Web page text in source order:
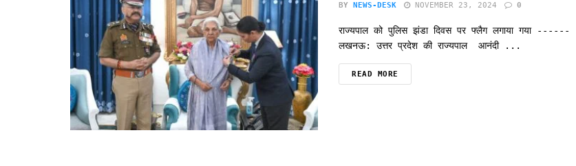
BY NEWS-DESK NOVEMBER 23, 2024 0
राज्यपाल को पुलिस झंडा दिवस पर फ्लैग लगाया गया ------
लखनऊ: उत्तर प्रदेश की राज्यपाल आनंदी ...
READ MORE